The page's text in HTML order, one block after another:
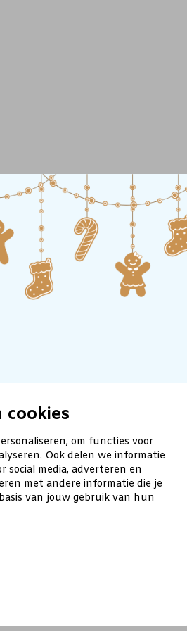
cookies
om functies voor
Ook delen we informatie
social media, adverteren en
met andere informatie die je
van jouw gebruik van hun